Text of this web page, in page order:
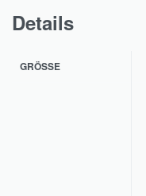
Details
GRÖSSE